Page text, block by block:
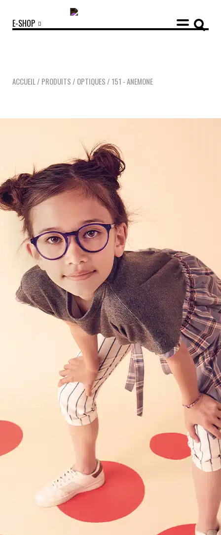
MANIFESTO
NOTRE HISTOIRE NOS ENGAGEMENTS
LOOKBOOKS
POINTS DE VENTE
CONTACT
NOUS CONTACTER PRESSE & PARTENARIATS
E-SHOP
ACCUEIL / PRODUITS / OPTIQUES / 151 - ANEMONE